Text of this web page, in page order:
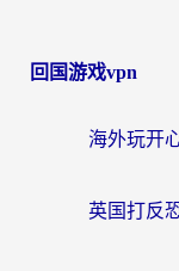
回国游戏vpn